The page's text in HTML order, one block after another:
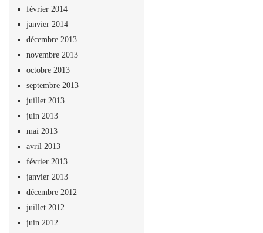
février 2014
janvier 2014
décembre 2013
novembre 2013
octobre 2013
septembre 2013
juillet 2013
juin 2013
mai 2013
avril 2013
février 2013
janvier 2013
décembre 2012
juillet 2012
juin 2012